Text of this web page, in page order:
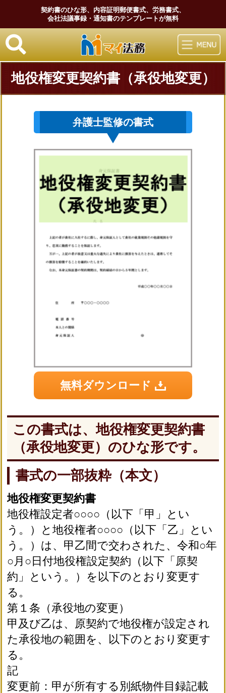
契約書のひな形、内容証明郵便書式、労務書式、
会社法議事録・通知書のテンプレートが無料
マイ法務
地役権変更契約書（承役地変更）
弁護士監修の書式
無料ダウンロード
この書式は、地役権変更契約書
（承役地変更）のひな形です。
書式の一部抜粋（本文）
地役権変更契約書
地役権設定者○○○○（以下「甲」とい
う。）と地役権者○○○○（以下「乙」とい
う。）は、甲乙間で交わされた、令和○年
○月○日付地役権設定契約（以下「原契
約」という。）を以下のとおり変更す
る。
第１条（承役地の変更）
甲及び乙は、原契約で地役権が設定され
た承役地の範囲を、以下のとおり変更す
る。
記
変更前：甲が所有する別紙物件目録記載